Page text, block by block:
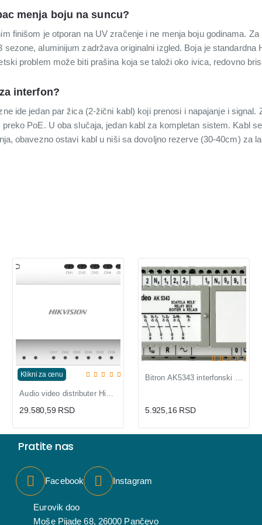
menja boju na suncu?
finišom je otporan na UV zračenje i ne menja boju godinama.
sezone, aluminijum zadržava originalni izgled. Boja je
problem može biti prašina koja se taloži oko ivica, redovno
interfon?
ide jedan par žica (2-žični kabl) koji prenosi i napajanje i signal.
PoE. U oba slučaja, jedan kabl za kompletan sistem. Kabl
obavezno ostavi kabl u niši sa dovoljno rezerve (30-40cm) za
Klikni za cenu
Audio video distributer Hikvision DS-KAD706-S
29.580,59 RSD
Bitron AK5343 interfonski relej za više ulaza, PSM 70 serija
5.925,16 RSD
Pratite nas
Facebook Instagram
Eurovik doo
Moše Pijade 68, 26000 Pančevo